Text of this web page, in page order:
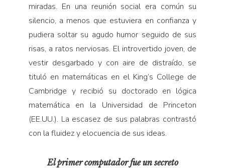
miradas. En una reunión social era común su
silencio, a menos que estuviera en confianza y
pudiera soltar su agudo humor seguido de sus
risas, a ratos nerviosas. El introvertido joven, de
vestir desgarbado y con aire de distraído, se
tituló en matemáticas en el King’s College de
Cambridge y recibió su doctorado en lógica
matemática en la Universidad de Princeton
(EE.UU.). La escasez de sus palabras contrastó
con la fluidez y elocuencia de sus ideas.
El primer computador fue un secreto